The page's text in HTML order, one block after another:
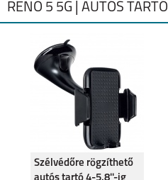
RENO 5 5G | AUTÓS TARTÓ
Szélvédőre rögzíthető